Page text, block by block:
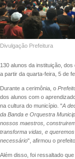
Divulgação Prefeitura
130 alunos da instituição,
a partir da quarta-feira, 5 de
Durante a cerimônia, o
dos alunos com o
na cultura do município. "A
da Banda e Orquestra
nossos maestros,
transforma vidas, e
necessário", afirmou o prefeito.
Além disso, foi ressaltado